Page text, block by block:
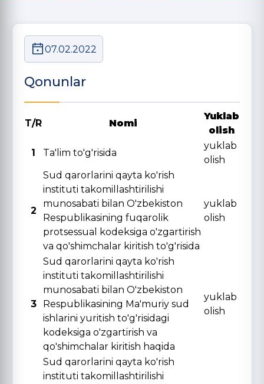
07.02.2022
Qonunlar
T/R Nomi
Yuklab
olish
1
Ta'lim to'g'risida
yuklab
olish
2
Sud qarorlarini qayta ko'rish
instituti takomillashtirilishi
munosabati bilan O'zbekiston
Respublikasining fuqarolik
protsessual kodeksiga o'zgartirish
va qo'shimchalar kiritish to'g'risida
yuklab
olish
3
Sud qarorlarini qayta ko'rish
instituti takomillashtirilishi
munosabati bilan O'zbekiston
Respublikasining Ma'muriy sud
ishlarini yuritish to'g'risidagi
kodeksiga o'zgartirish va
qo'shimchalar kiritish haqida
yuklab
olish
Sud qarorlarini qayta ko'rish
instituti takomillashtirilishi